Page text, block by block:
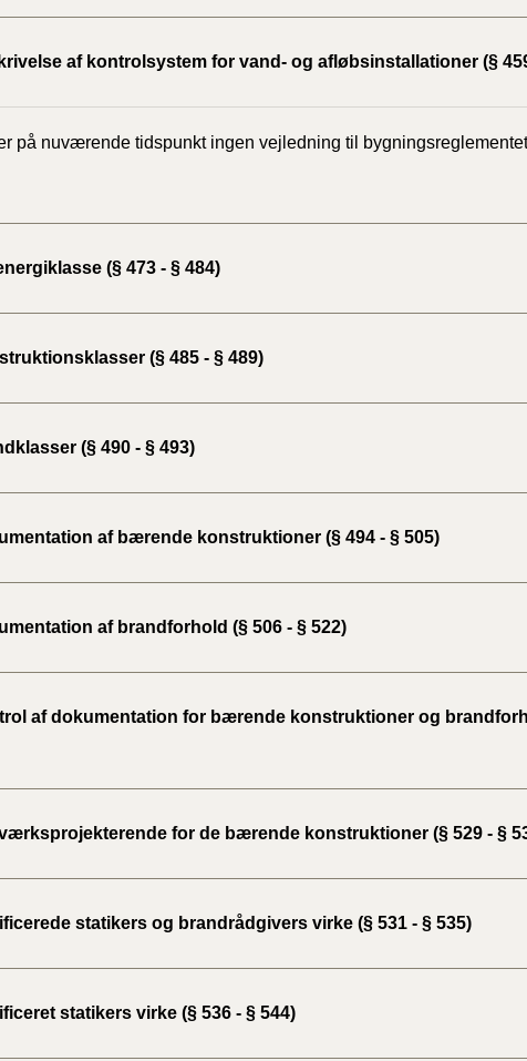
af kontrolsystem for vand- og afløbsinstallationer (§
på nuværende tidspunkt ingen vejledning til
(§ 473 - § 484)
(§ 485 - § 489)
(§ 490 - § 493)
af bærende konstruktioner (§ 494 - § 505)
af brandforhold (§ 506 - § 522)
af dokumentation for bærende konstruktioner og
for de bærende konstruktioner (§ 529 - §
statikers og brandrådgivers virke (§ 531 - § 535)
statikers virke (§ 536 - § 544)